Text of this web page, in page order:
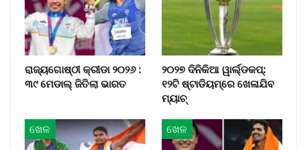
ରାଜ୍ୟଗୋଷ୍ଠୀ କ୍ରୀଡା ୨୦୨୬ :
୩୯ ମେଡାଲ୍ ଜିତିଲା ଭାରତ
୨୦୨୭ ଦିନିକିଆ ୱାର୍ଲ୍ଡକପ୍‌:
୧୨ଟି ଷ୍ଟାଡିୟମ୍‌ରେ ଖେଳାଯିବ
ମ୍ୟାଚ୍‌
ଖେଳ ଖେଳ